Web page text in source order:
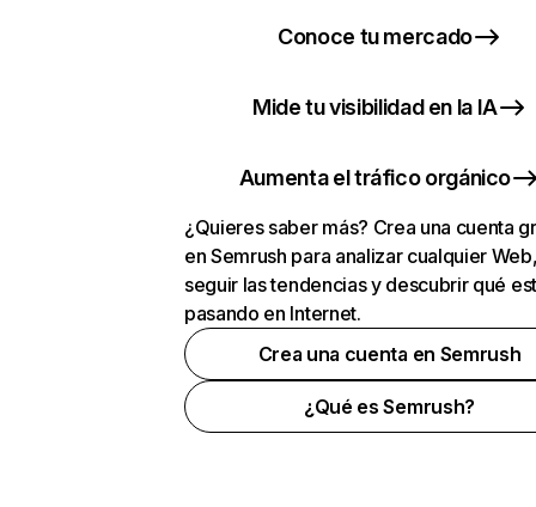
Conoce tu mercado
Mide tu visibilidad en la IA
Aumenta el tráfico orgánico
¿Quieres saber más? Crea una cuenta
en Semrush para analizar cualquier
seguir las tendencias y descubrir qué
pasando en Internet.
Crea una cuenta en Semrush
¿Qué es Semrush?